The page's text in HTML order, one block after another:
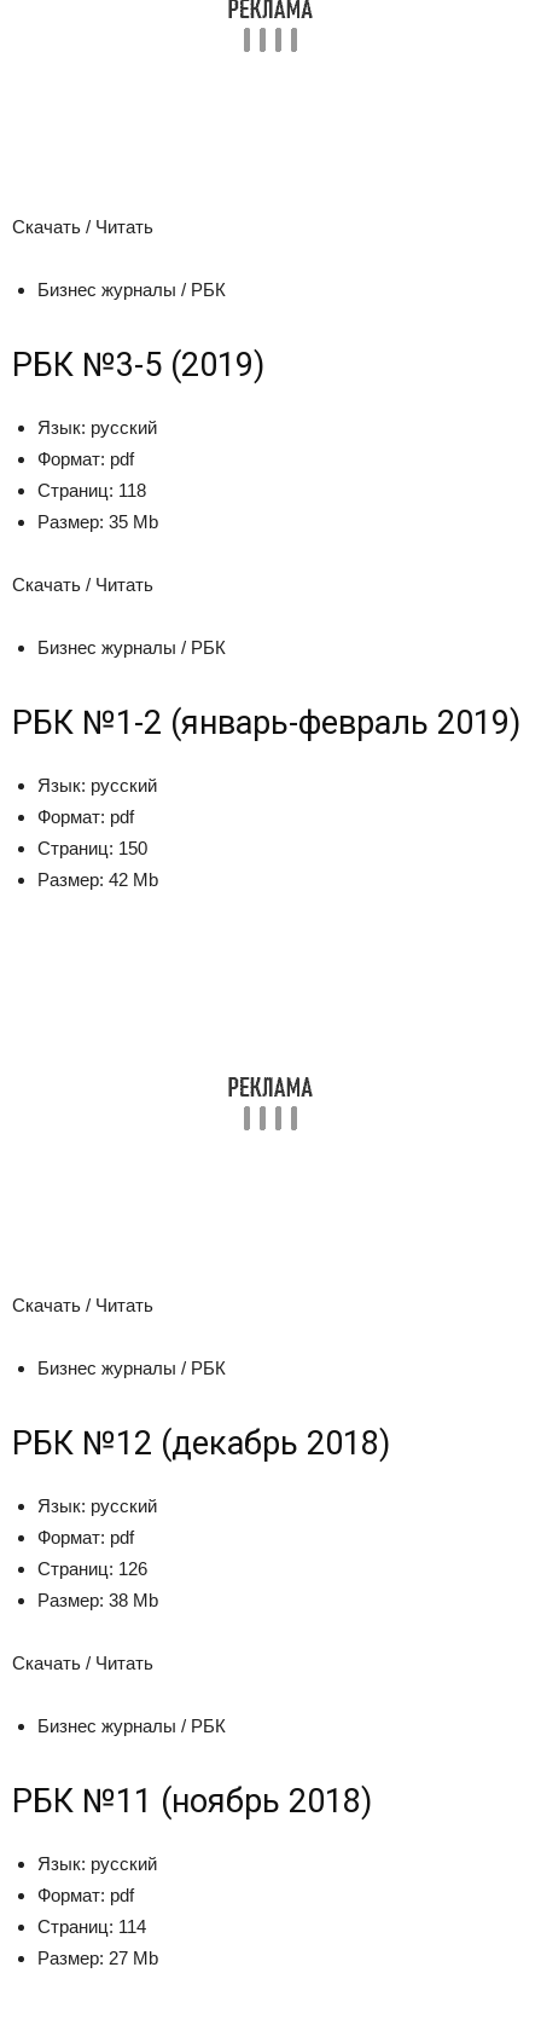
Скачать / Читать
Бизнес журналы / РБК
РБК №3-5 (2019)
Язык: русский
Формат: pdf
Страниц: 118
Размер: 35 Mb
Скачать / Читать
Бизнес журналы / РБК
РБК №1-2 (январь-февраль 2019)
Язык: русский
Формат: pdf
Страниц: 150
Размер: 42 Mb
Скачать / Читать
Бизнес журналы / РБК
РБК №12 (декабрь 2018)
Язык: русский
Формат: pdf
Страниц: 126
Размер: 38 Mb
Скачать / Читать
Бизнес журналы / РБК
РБК №11 (ноябрь 2018)
Язык: русский
Формат: pdf
Страниц: 114
Размер: 27 Mb